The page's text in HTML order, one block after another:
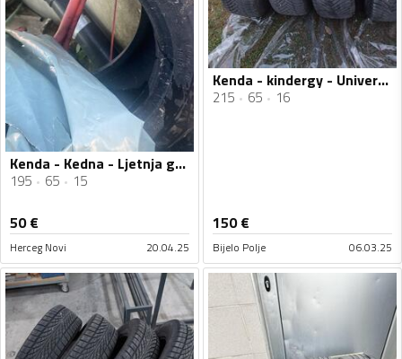
Kenda - Kedna - Ljetnja guma
195 65 15
50€
Herceg Novi 20.04.25
Kenda - kindergy - Univerzalna guma
215 65 16
150€
Bijelo Polje 06.03.25